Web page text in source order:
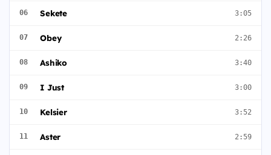
06 Sekete 3:05
07 Obey 2:26
08 Ashiko 3:40
09 I Just 3:00
10 Kelsier 3:52
11 Aster 2:59